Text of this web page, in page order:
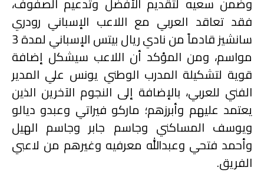
فقد تعاقد العربي مع اللاعب الإسباني رودري
سانشيز قادماً من نادي ريال بيتس الإسباني لمدة 3
مواسم، ومن المؤكد أن اللاعب سيشكل إضافة
قوية لتشكيلة المدرب الوطني يونس علي المدير
الفني للعربي، بالإضافة إلى النجوم الآخرين الذين
يعتمد عليهم وأبرزهم؛ ماركو فيراتي وعبدو ديالو
ويوسف المساكني وجاسم جابر وجاسم الهيل
وأحمد فتحي وعبدالله معرفيه وغيرهم من لاعبي
الفريق.